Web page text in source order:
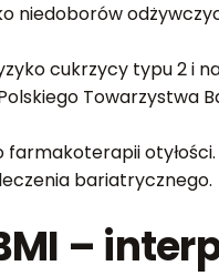
niedoborów
cukrzycy typu 2 i
Towarzystwa
farmakoterapii otyłości.
bariatrycznego.
–